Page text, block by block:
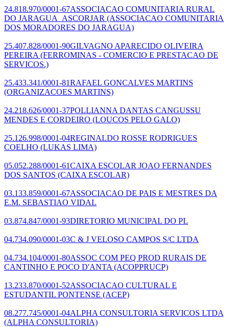
24.818.970/0001-67ASSOCIACAO COMUNITARIA RURAL
DO JARAGUA_ASCORJAR (ASSOCIACAO COMUNITARIA
DOS MORADORES DO JARAGUA)
25.407.828/0001-90GILVAGNO APARECIDO OLIVEIRA
PEREIRA (FERROMINAS - COMERCIO E PRESTACAO DE
SERVICOS.)
25.433.341/0001-81RAFAEL GONCALVES MARTINS
(ORGANIZACOES MARTINS)
24.218.626/0001-37POLLIANNA DANTAS CANGUSSU
MENDES E CORDEIRO (LOUCOS PELO GALO)
25.126.998/0001-04REGINALDO ROSSE RODRIGUES
COELHO (LUKAS LIMA)
05.052.288/0001-61CAIXA ESCOLAR JOAO FERNANDES
DOS SANTOS (CAIXA ESCOLAR)
03.133.859/0001-67ASSOCIACAO DE PAIS E MESTRES DA
E.M. SEBASTIAO VIDAL
03.874.847/0001-93DIRETORIO MUNICIPAL DO PL
04.734.090/0001-03C & J VELOSO CAMPOS S/C LTDA
04.734.104/0001-80ASSOC COM PEQ PROD RURAIS DE
CANTINHO E POCO D'ANTA (ACOPPRUCP)
13.233.870/0001-52ASSOCIACAO CULTURAL E
ESTUDANTIL PONTENSE (ACEP)
08.277.745/0001-04ALPHA CONSULTORIA SERVICOS LTDA
(ALPHA CONSULTORIA)